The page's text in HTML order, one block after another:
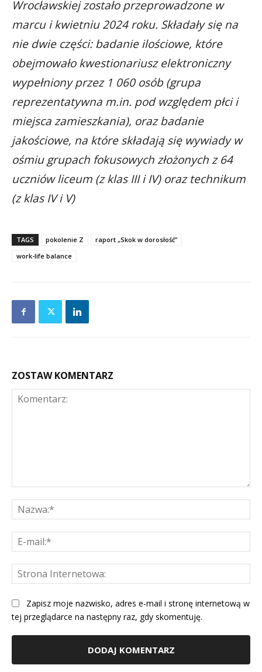
Wrocławskiej zostało przeprowadzone w
marcu i kwietniu 2024 roku. Składały się na
nie dwie części: badanie ilościowe, które
obejmowało kwestionariusz elektroniczny
wypełniony przez 1 060 osób (grupa
reprezentatywna m.in. pod względem płci i
miejsca zamieszkania), oraz badanie
jakościowe, na które składają się wywiady w
ośmiu grupach fokusowych złożonych z 64
uczniów liceum (z klas III i IV) oraz technikum
(z klas IV i V)
TAGS pokolenie Z
raport „Skok w dorosłość”
work-life balance
ZOSTAW KOMENTARZ
Zapisz moje nazwisko, adres e-mail i stronę internetową w
tej przeglądarce na następny raz, gdy skomentuję.